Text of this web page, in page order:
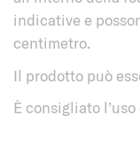
indicative e
centimetro.
Il prodotto può
È consigliato